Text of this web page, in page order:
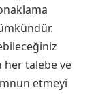
her talebe ve
etmeyi